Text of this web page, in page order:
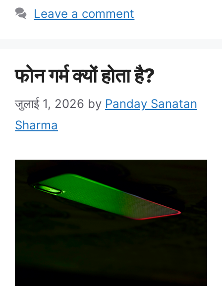
Leave a comment
फोन गर्म क्यों होता है?
जुलाई 1, 2026 by Panday Sanatan
Sharma